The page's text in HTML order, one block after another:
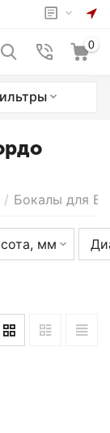
0
/ Бокалы для
мм